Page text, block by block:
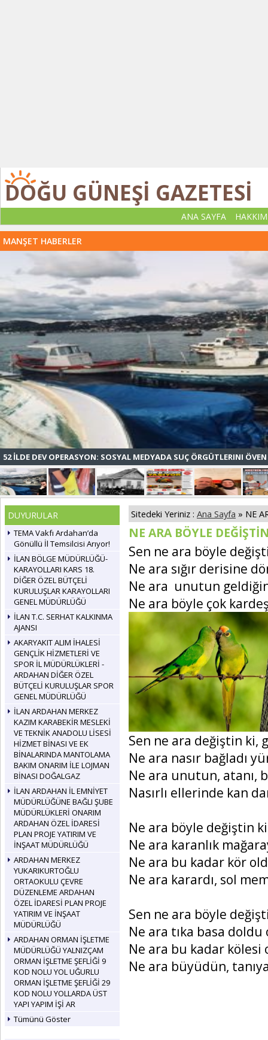
DOĞU GÜNEŞİ GAZETESİ
ANA SAYFA
MANŞET HABERLER
52 İLDE DEV OPERASYON: SOSYAL MEDYADA SUÇ ÖRGÜTLERINI
DUYURULAR
TEMA Vakfı Ardahan’da
Gönüllü İl Temsilcisi Arıyor!
İLAN BÖLGE MÜDÜRLÜĞÜ-
KARAYOLLARI KARS 18.
DİĞER ÖZEL BÜTÇELİ
KURULUŞLAR KARAYOLLARI
GENEL MÜDÜRLÜĞÜ
İLAN T.C. SERHAT KALKINMA
AJANSI
AKARYAKIT ALIM İHALESİ
GENÇLİK HİZMETLERİ VE
SPOR İL MÜDÜRLÜKLERİ -
ARDAHAN DİĞER ÖZEL
BÜTÇELİ KURULUŞLAR SPOR
GENEL MÜDÜRLÜĞÜ
İLAN ARDAHAN MERKEZ
KAZIM KARABEKİR MESLEKİ
VE TEKNİK ANADOLU LİSESİ
HİZMET BİNASI VE EK
BİNALARINDA MANTOLAMA
BAKIM ONARIM İLE LOJMAN
BİNASI DOĞALGAZ
İLAN ARDAHAN İL EMNİYET
MÜDÜRLÜĞÜNE BAĞLI ŞUBE
MÜDÜRLÜKLERİ ONARIM
ARDAHAN ÖZEL İDARESİ
PLAN PROJE YATIRIM VE
İNŞAAT MÜDÜRLÜĞÜ
ARDAHAN MERKEZ
YUKARIKURTOĞLU
ORTAOKULU ÇEVRE
DÜZENLEME ARDAHAN
ÖZEL İDARESİ PLAN PROJE
YATIRIM VE İNŞAAT
MÜDÜRLÜĞÜ
ARDAHAN ORMAN İŞLETME
MÜDÜRLÜĞÜ YALNIZÇAM
ORMAN İŞLETME ŞEFLİĞİ 9
KOD NOLU YOL UĞURLU
ORMAN İŞLETME ŞEFLİĞİ 29
KOD NOLU YOLLARDA ÜST
YAPI YAPIM İŞİ AR
Tümünü Göster
Sitedeki Yeriniz : Ana Sayfa » NE
NE ARA BÖYLE
Sen ne ara böyle
Ne ara sığır derisine
Ne ara unutun
Ne ara böyle çok
Sen ne ara değiştin ki,
Ne ara nasır bağladı
Ne ara unutun, atanı,
Nasırlı ellerinde kan
Ne ara böyle değiştin
Ne ara karanlık
Ne ara bu kadar kör
Ne ara karardı, sol
Sen ne ara böyle
Ne ara tıka basa doldu
Ne ara bu kadar kölesi
Ne ara büyüdün,